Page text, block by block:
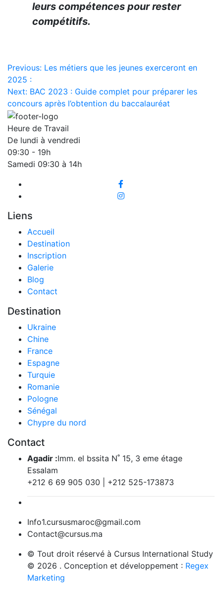
leurs compétences pour rester
compétitifs.
Navigation
de
l’article
Previous: Les métiers que les jeunes exerceront en
2025 :
Next: BAC 2023 : Guide complet pour préparer les
concours après l’obtention du baccalauréat
Heure de Travail
De lundi à vendredi
09:30 - 19h
Samedi 09:30 à 14h
Liens
Accueil
Destination
Inscription
Galerie
Blog
Contact
Destination
Ukraine
Chine
France
Espagne
Turquie
Romanie
Pologne
Sénégal
Chypre du nord
Contact
Agadir :Imm. el bssita N˚ 15, 3 eme étage
Essalam
+212 6 69 905 030 | ‎+212 525-173873
Info1.cursusmaroc@gmail.com
Contact@cursus.ma
© Tout droit réservé à Cursus International Study
© 2026 . Conception et développement : Regex
Marketing